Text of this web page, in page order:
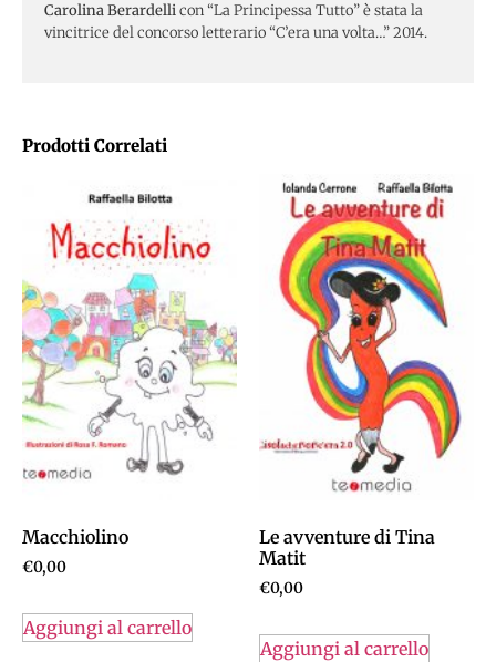
Prodotti Correlati
Macchiolino
€0,00
Aggiungi al carrello
Le avventure di Tina
Matit
€0,00
Aggiungi al carrello
Carolina Berardellicon “La Principessa Tutto” è stata la
vincitrice del concorso letterario “C’era una volta…” 2014.